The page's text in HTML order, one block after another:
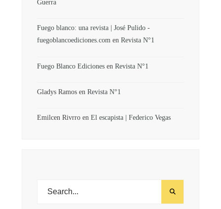
Guerra
Fuego blanco: una revista | José Pulido -
fuegoblancoediciones.com en Revista N°1
Fuego Blanco Ediciones en Revista N°1
Gladys Ramos en Revista N°1
Emilcen Rivrro en El escapista | Federico Vegas